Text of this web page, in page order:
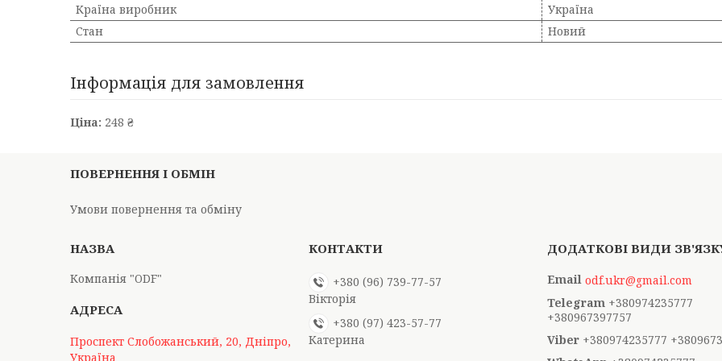
Країна виробник
Україна
Стан
Новий
Інформація для замовлення
Ціна: 248 ₴
ПОВЕРНЕННЯ І ОБМІН
Умови повернення та обміну
Компанія "ODF"
Проспект Слобожанський, 20, Дніпро,
Україна
+380 (96) 739-77-57
Вікторія
+380 (97) 423-57-77
Катерина
odf.ukr@gmail.com
+380974235777
+380967397757
+380974235777